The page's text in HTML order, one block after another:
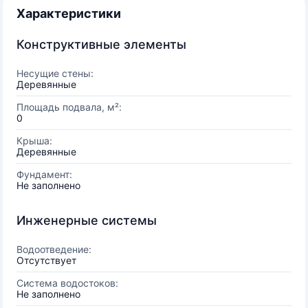
Характеристики
Конструктивные элементы
Несущие стены:
Деревянные
Площадь подвала, м²:
0
Крыша:
Деревянные
Фундамент:
Не заполнено
Инженерные системы
Водоотведение:
Отсутствует
Система водостоков:
Не заполнено